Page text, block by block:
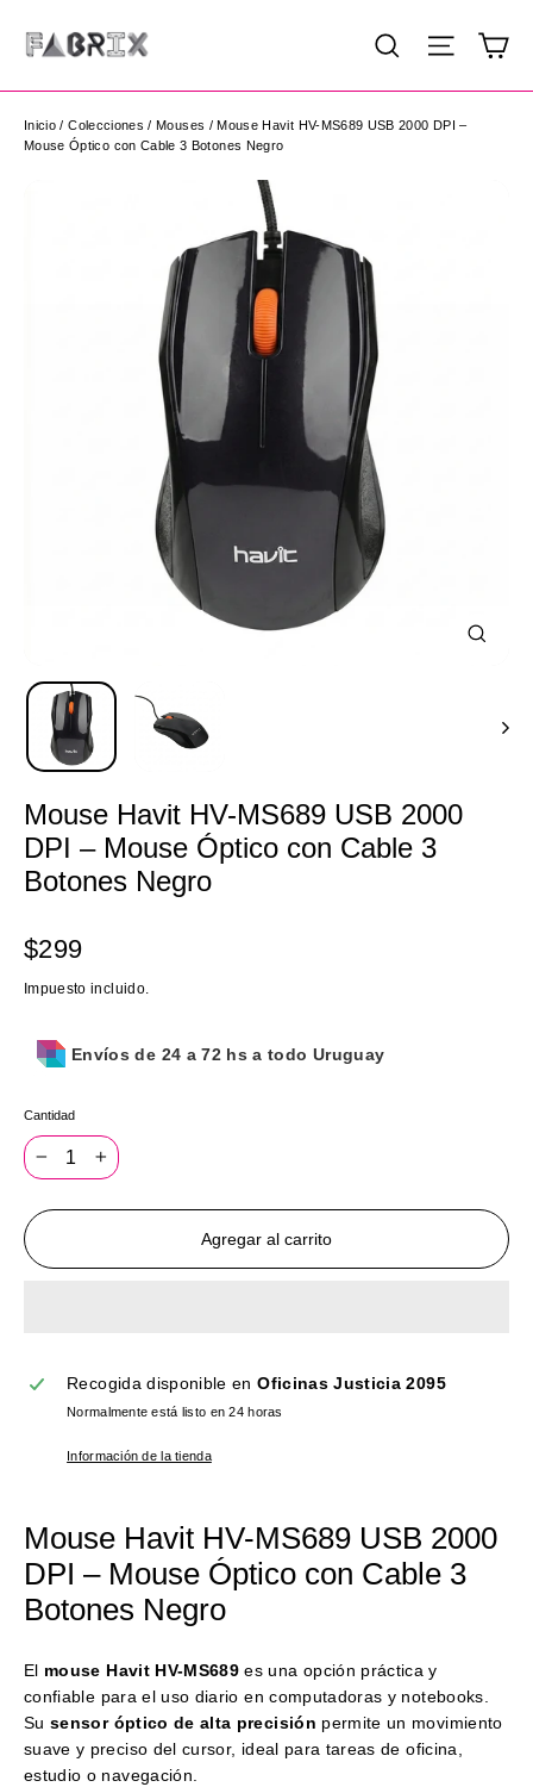
directamente
contenido
Buscar
Inicio / Colecciones / Mouses /Mouse Havit HV-MS689 USB 2000 DPI –
Mouse Óptico con Cable 3 Botones Negro
Mouse Havit HV-MS689 USB 2000
DPI – Mouse Óptico con Cable 3
Botones Negro
Precio
habitual
$299
Impuesto incluido.
Envíos de 24 a 72 hs a todo Uruguay
Cantidad
Agregar al carrito
Recogida disponible enOficinas Justicia 2095
Normalmente está listo en 24 horas
Información de la tienda
Mouse Havit HV-MS689 USB 2000
DPI – Mouse Óptico con Cable 3
Botones Negro
El mouse Havit HV-MS689 es una opción práctica y
confiable para el uso diario en computadoras y notebooks.
Susensor óptico de alta precisión permite un movimiento
suave y preciso del cursor, ideal para tareas de oficina,
estudio o navegación.